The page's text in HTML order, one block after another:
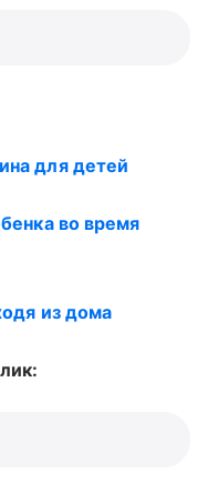
для детей
во время
из дома